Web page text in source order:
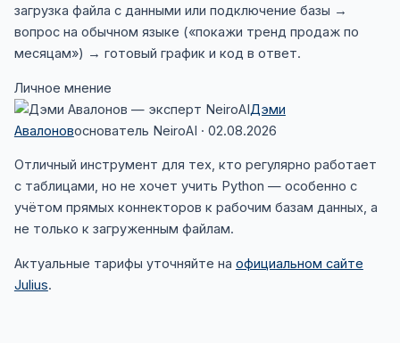
загрузка файла с данными или подключение базы →
вопрос на обычном языке («покажи тренд продаж по
месяцам») → готовый график и код в ответ.
Личное мнение
Дэми
Авалоновоснователь NeiroAI · 02.08.2026
Отличный инструмент для тех, кто регулярно работает
с таблицами, но не хочет учить Python — особенно с
учётом прямых коннекторов к рабочим базам данных, а
не только к загруженным файлам.
Актуальные тарифы уточняйте на официальном сайте
Julius.